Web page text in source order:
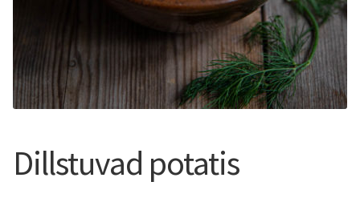
Dillstuvad potatis